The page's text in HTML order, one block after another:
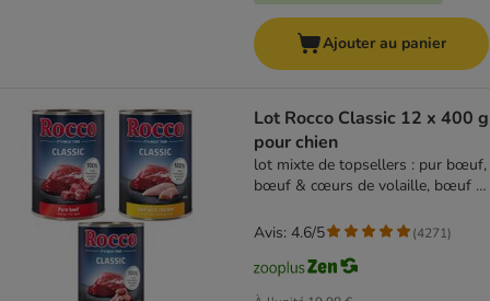
Ajouter au panier
Lot Rocco Classic 12 x 400 g
pour chien
lot mixte de topsellers : pur bœuf,
bœuf & cœurs de volaille, bœuf &
Avis: 4.6/5 (4271)